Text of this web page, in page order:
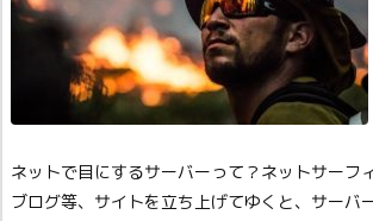
ネットで目にするサーバーって？ ネットサーフ
ブログ等、サイトを立ち上げてゆくと、サーバ